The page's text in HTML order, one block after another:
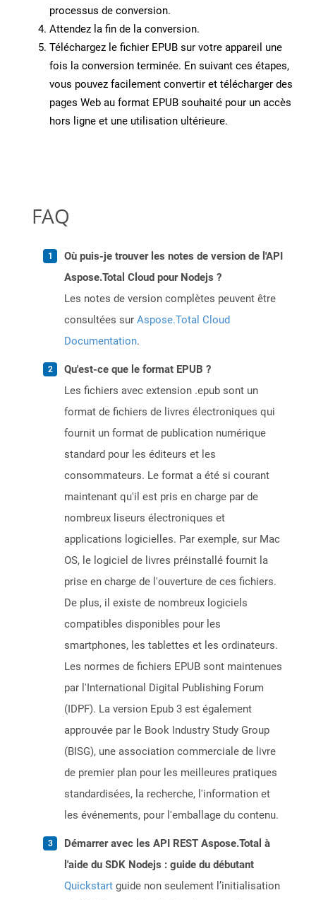
processus de conversion.
Attendez la fin de la conversion.
Téléchargez le fichier EPUB sur votre appareil une
fois la conversion terminée. En suivant ces étapes,
vous pouvez facilement convertir et télécharger des
pages Web au format EPUB souhaité pour un accès
hors ligne et une utilisation ultérieure.
FAQ
Où puis-je trouver les notes de version de l'API
Aspose.Total Cloud pour Nodejs ?
Les notes de version complètes peuvent être
consultées sur Aspose.Total Cloud
Documentation.
Qu'est-ce que le format EPUB ?
Les fichiers avec extension .epub sont un
format de fichiers de livres électroniques qui
fournit un format de publication numérique
standard pour les éditeurs et les
consommateurs. Le format a été si courant
maintenant qu'il est pris en charge par de
nombreux liseurs électroniques et
applications logicielles. Par exemple, sur Mac
OS, le logiciel de livres préinstallé fournit la
prise en charge de l'ouverture de ces fichiers.
De plus, il existe de nombreux logiciels
compatibles disponibles pour les
smartphones, les tablettes et les ordinateurs.
Les normes de fichiers EPUB sont maintenues
par l'International Digital Publishing Forum
(IDPF). La version Epub 3 est également
approuvée par le Book Industry Study Group
(BISG), une association commerciale de livre
de premier plan pour les meilleures pratiques
standardisées, la recherche, l'information et
les événements, pour l'emballage du contenu.
Démarrer avec les API REST Aspose.Total à
l'aide du SDK Nodejs : guide du débutant
Quickstart guide non seulement l’initialisation